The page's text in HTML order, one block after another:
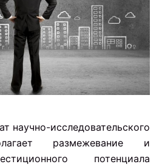
научно-исследовательского
размежевание и
потенциала